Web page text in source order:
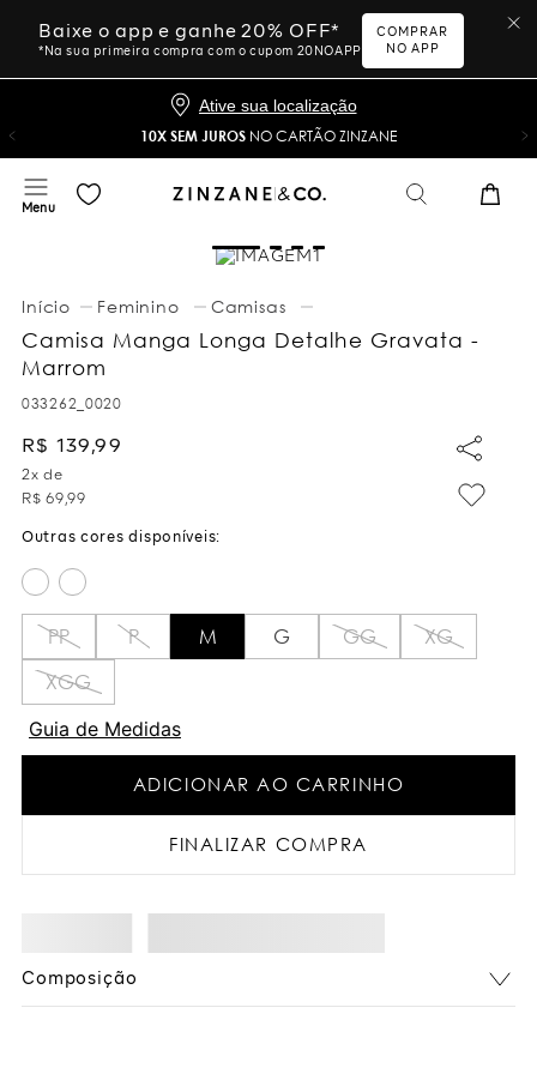
Baixe o app e ganhe 20% OFF*
*Na sua primeira compra com o cupom 20NOAPP
COMPRAR
NO APP
Ative sua localização
10X SEM JUROS NO CARTÃO ZINZANE
Feminino Camisas
Camisa Manga Longa Detalhe Gravata -
Marrom
033262_0020
R$ 139,99
2x de
R$ 69,99
PP P M G GG
XG
XGG
Guia de Medidas
ADICIONAR AO CARRINHO
FINALIZAR COMPRA
Composição